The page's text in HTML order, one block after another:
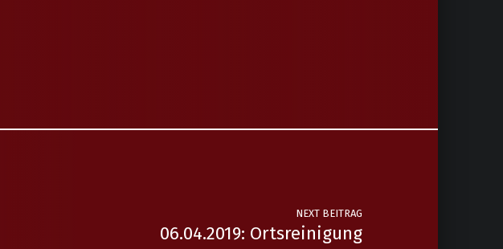
NEXT BEITRAG
06.04.2019: Ortsreinigung